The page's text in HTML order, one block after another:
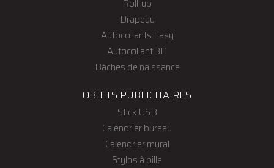
Roll-up
Drapeau
Autocollants Easy
Autocollant 3D
Bâches de naissance
OBJETS PUBLICITAIRES
Stick USB
Calendrier bureau
Calendrier mural
Stylos à bille